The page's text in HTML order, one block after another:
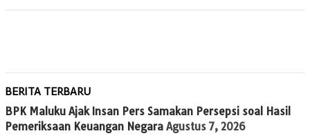
BERITA TERBARU
BPK Maluku Ajak Insan Pers Samakan Persepsi soal Hasil
Pemeriksaan Keuangan Negara Agustus 7, 2026